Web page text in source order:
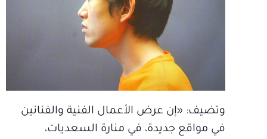
وتضيف: «إن عرض الأعمال الفنية والفنانين
في مواقع جديدة، في منارة السعديات،